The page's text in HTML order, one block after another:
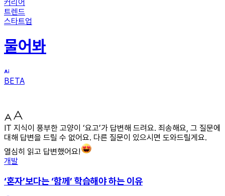
커리어
트렌드
스타트업
물어봐
BETA
IT 지식이 풍부한 고양이 ‘요고’가 답변해 드려요. 죄송해요, 그 질문에
대해 답변을 드릴 수 없어요. 다른 질문이 있으시면 도와드릴게요.
열심히 읽고 답변했어요!
개발
‘혼자’보다는 ‘함께’ 학습해야 하는 이유